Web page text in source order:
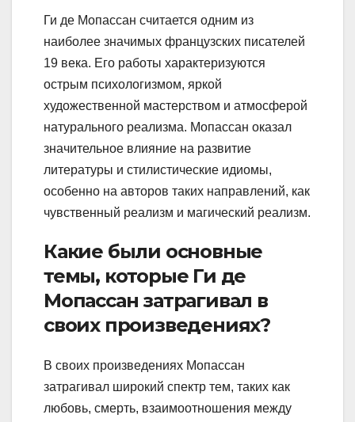
Ги де Мопассан считается одним из
наиболее значимых французских писателей
19 века. Его работы характеризуются
острым психологизмом, яркой
художественной мастерством и атмосферой
натурального реализма. Мопассан оказал
значительное влияние на развитие
литературы и стилистические идиомы,
особенно на авторов таких направлений, как
чувственный реализм и магический реализм.
Какие были основные
темы, которые Ги де
Мопассан затрагивал в
своих произведениях?
В своих произведениях Мопассан
затрагивал широкий спектр тем, таких как
любовь, смерть, взаимоотношения между